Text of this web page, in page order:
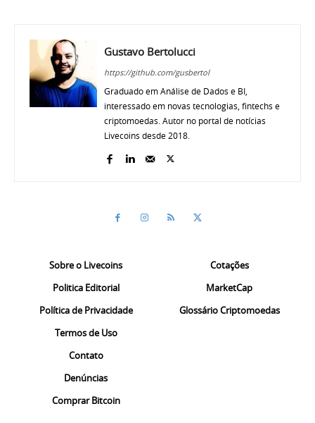
Gustavo Bertolucci
https://github.com/gusbertol
Graduado em Análise de Dados e BI,
interessado em novas tecnologias, fintechs e
criptomoedas. Autor no portal de notícias
Livecoins desde 2018.
Sobre o Livecoins
Politica Editorial
Política de Privacidade
Termos de Uso
Contato
Denúncias
Comprar Bitcoin
Cotações
MarketCap
Glossário Criptomoedas